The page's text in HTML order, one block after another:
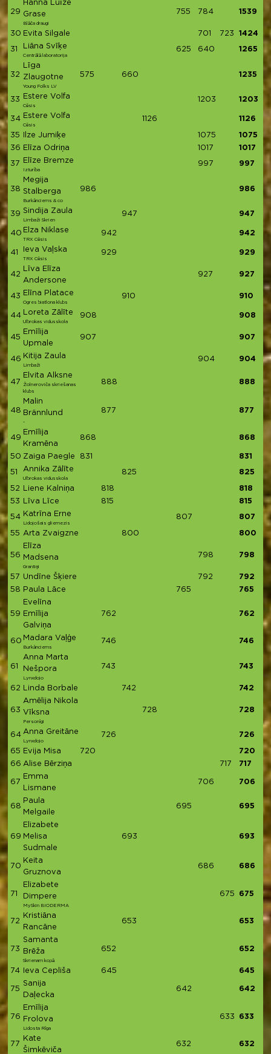
29
Hanna Luīze
Grase
Blāča draugi
755 784 1539
30 Evita Silgale 701 723 1424
31 Liāna Svīķe
Centrālā laboratorija
625 640 1265
32
Līga
Zlaugotne
Young Folks LV
575 660 1235
33 Estere Volfa
Cēsis
1203 1203
34 Estere Volfa
Cēsis
1126 1126
35 Ilze Jumiķe 1075
1075
36
Elīza Odriņa 1017 1017
37 Elīze Bremze
Izturība
997 997
38
Megija
Stalberga
Burkānciems & co
986 986
39 Sindija Zaula
Limbaži Skrien
947 947
40 Elza Niklase
TRX Cēsis
942 942
41 Ieva Vaļska
TRX Cēsis
929 929
42
Līva Elīza
Andersone
927 927
43 Elīna Platace
Ogres biatlona klubs
910 910
44 Loreta Zālīte
Ulbrokas vidusskola
908 908
45
Emīlija
Upmale
907 907
46 Kitija Zaula
Limbaži
904 904
47
Elvita Alksne
Žolneroviča skriešanas
klubs
888 888
48
Malin
Brännlund
-
877 877
49
Emīlija
Kramēna
868 868
50 Zaiga Paegle 831 831
51 Annika Zālīte
Ulbrokas vidusskola
825 825
52 Liene Kalniņa 818
818
53
Līva Līce 815 815
54 Katrīna Erne
Lidojošais gliemezis
807 807
55 Arta Zvaigzne 800 800
56
Elīza
Madsena
Grantiņi
798 798
57 Undīne Šķiere 792
792
58
Paula Lāce 765 765
59
Evelīna
Emīlija
Galviņa
762 762
60 Madara Vaļģe
Burkānciems
746 746
61
Anna Marta
Nešpora
Lynxdojo
743 743
62 Linda Borbale 742 742
63
Amēlija Nikola
Vīksna
Personīgi
728 728
64 Anna Greitāne
Lynxdojo
726 726
65 Evija Misa 720
720
66 Alise Bērziņa 717 717
67
Emma
Lismane
706 706
68
Paula
Melgaile
695 695
69
Elizabete
Melisa
Sudmale
693 693
70
Keita
Gruznova
686 686
71
Elizabete
Dimpere
MySkin BIODERMA
675 675
72
Kristiāna
Rancāne
653 653
73
Samanta
Brēža
Skrienam kopā
652 652
74 Ieva Cepliša 645 645
75
Sanija
Daļecka
642 642
76
Emīlija
Frolova
Lidosta Rīga
633 633
77
Kate
Šimkēviča
632 632